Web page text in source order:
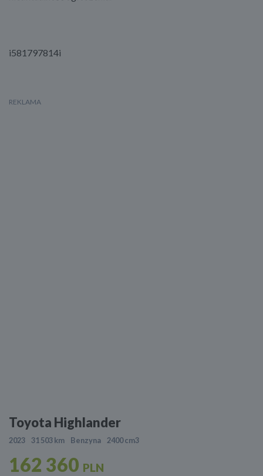
i581797814i
Toyota Highlander
2023 31 503 km Benzyna 2400 cm3
162 360 PLN